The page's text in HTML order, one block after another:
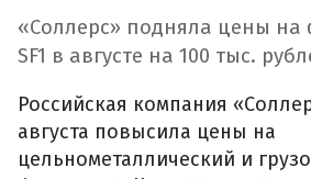
«Соллерс» подняла цены на
SF1 в августе на 100 тыс.
Российская компания
августа повысила цены на
цельнометаллический и